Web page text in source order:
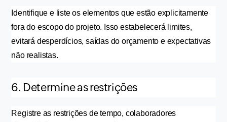
Identifique e liste os elementos que estão explicitamente
fora do escopo do projeto. Isso estabelecerá limites,
evitará desperdícios, saídas do orçamento e expectativas
não realistas.
6. Determine as restrições
Registre as restrições de tempo, colaboradores